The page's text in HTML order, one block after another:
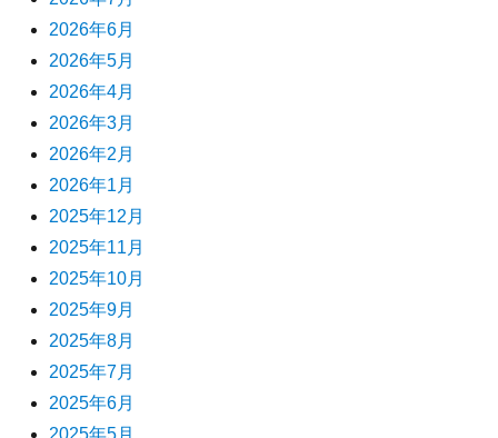
2026年6月
2026年5月
2026年4月
2026年3月
2026年2月
2026年1月
2025年12月
2025年11月
2025年10月
2025年9月
2025年8月
2025年7月
2025年6月
2025年5月